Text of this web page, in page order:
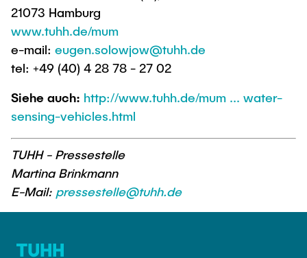
21073 Hamburg
www.tuhh.de/mum
e-mail: eugen.solowjow@tuhh.de
tel: +49 (40) 4 28 78 - 27 02
Siehe auch: http://www.tuhh.de/mum ... water-
sensing-vehicles.html
TUHH - Pressestelle
Martina Brinkmann
E-Mail: pressestelle@tuhh.de